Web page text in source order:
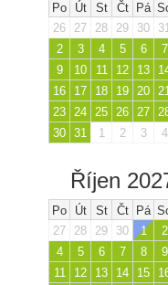
Po Út St Čt Pá
26
27 28 29 30
2
3 4 5 6 7
9
10 11 12 13
16
17 18 19 20
23 24 25 26 27
30 31 1 2 3 4
Říjen
Po Út St Čt Pá
27
28 29 30 1 2
4
5 6 7 8 9
11
12 13 14 15